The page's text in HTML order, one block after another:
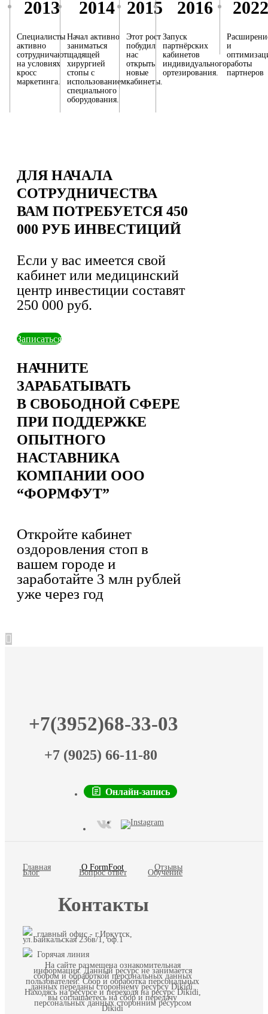
2013
Специалисты
активно
сотрудничают
на условиях
кросс
маркетинга.
2014
Начал активно
заниматься
щадящей
хирургией
стопы с
использованием
специального
оборудования.
2015
Этот рост
побудил
нас
открыть
новые
кабинеты.
2016
Запуск
партнёрских
кабинетов
индивидуального
ортезирования.
2022
и
работы
партнеров
ДЛЯ НАЧАЛА
СОТРУДНИЧЕСТВА
ВАМ ПОТРЕБУЕТСЯ 450
000 РУБ ИНВЕСТИЦИЙ
Если у вас имеется свой
кабинет или медицинский
центр инвестиции составят
250 000 руб.
Записаться
НАЧНИТЕ
ЗАРАБАТЫВАТЬ
В СВОБОДНОЙ СФЕРЕ
ПРИ ПОДДЕРЖКЕ
ОПЫТНОГО
НАСТАВНИКА
КОМПАНИИ ООО
“ФОРМФУТ”
Откройте кабинет
оздоровления стоп в
вашем городе и
заработайте 3 млн рублей
уже через год
+7(3952)68-33-03
+7 (9025) 66-11-80
Онлайн-запись
Главная О FormFoot Отзывы
Блог Вопрос ответ Обучение
Контакты
главный офис - г.Иркутск,
ул.Байкальская 236в/1, оф.1
Горячая линия
На сайте размещена ознакомительная
информация. Данный ресурс не занимается
сбором и обработкой персональных данных
пользователей. Сбор и обработка персональных
данных переданы стороннему ресурсу Dikidi.
Находясь на ресурсе и переходя на ресурс Dikidi,
вы соглашаетесь на сбор и передачу
персональных данных сторонним ресурсом
Dikidi